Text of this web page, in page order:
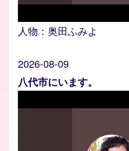
人物： 奥田ふみよ
2026-08-09
八代市にいます。